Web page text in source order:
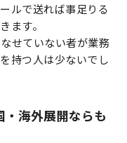
ルで送れば事足りる
ます。
せていない者が業務
持つ人は少ないでし
海外展開ならも